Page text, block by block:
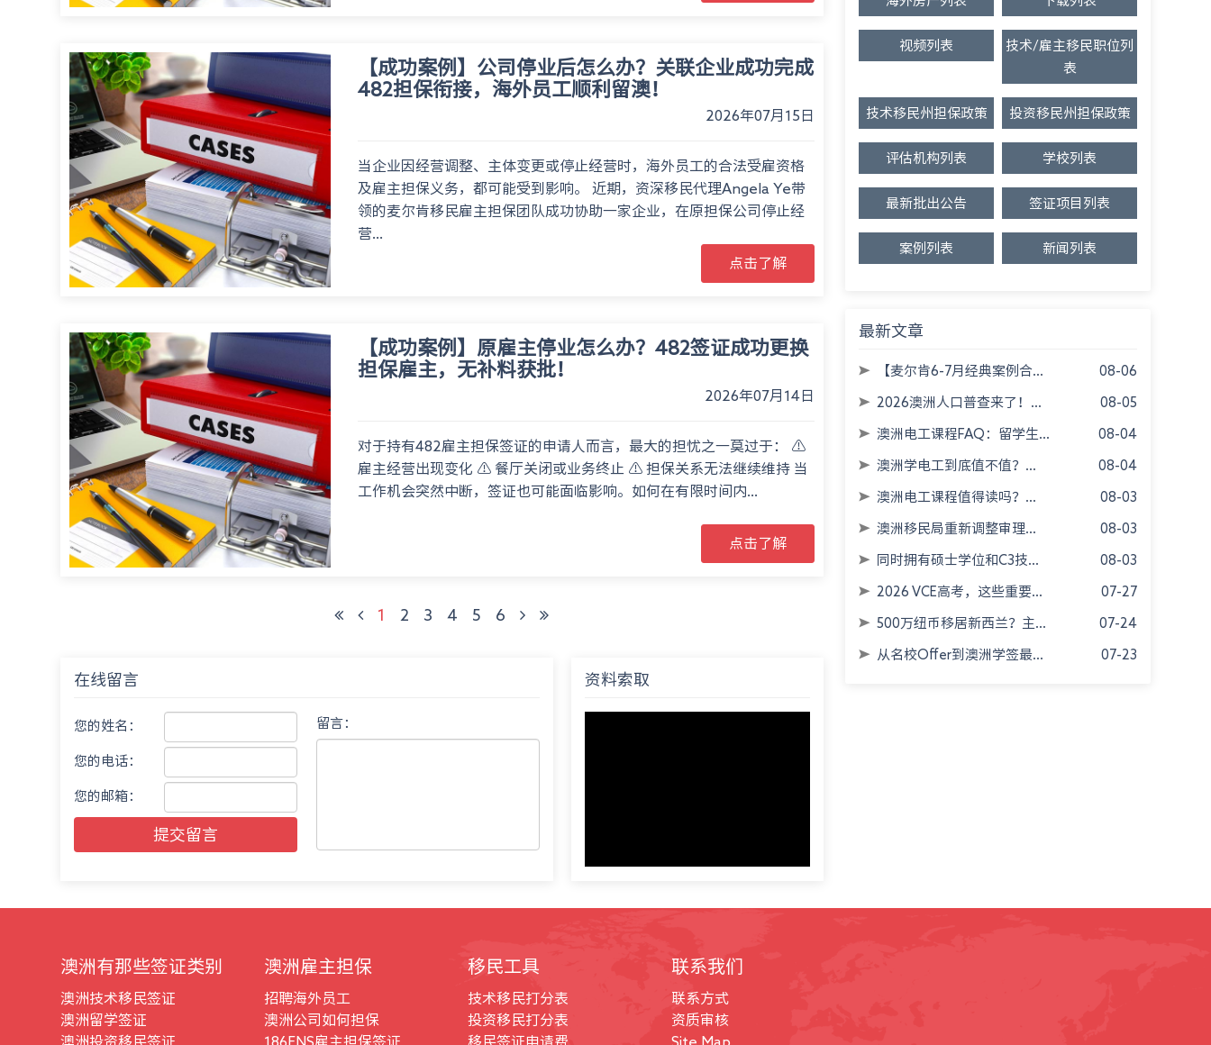
【成功案例】公司停业后怎么办？关联企业成功完成
482担保衔接，海外员工顺利留澳！
2026年07月15日
当企业因经营调整、主体变更或停止经营时，海外员工的合法受雇资格
及雇主担保义务，都可能受到影响。 近期，资深移民代理Angela Ye带
领的麦尔肯移民雇主担保团队成功协助一家企业，在原担保公司停止经
营...
点击了解
【成功案例】原雇主停业怎么办？482签证成功更换
担保雇主，无补料获批！
2026年07月14日
对于持有482雇主担保签证的申请人而言，最大的担忧之一莫过于： ⚠️
雇主经营出现变化 ⚠️ 餐厅关闭或业务终止 ⚠️ 担保关系无法继续维持 当
工作机会突然中断，签证也可能面临影响。如何在有限时间内...
点击了解
1 2 3 4 5 6
在线留言
您的姓名：
您的电话：
您的邮箱：
提交留言
留言：
资料索取
视频列表
技术/雇主移民职位列
表
技术移民州担保政策 投资移民州担保政策
评估机构列表 学校列表
最新批出公告 签证项目列表
案例列表 新闻列表
最新文章
【麦尔肯6-7月经典案例合... 08-06
2026澳洲人口普查来了！... 08-05
澳洲电工课程FAQ：留学生... 08-04
澳洲学电工到底值不值？... 08-04
澳洲电工课程值得读吗？... 08-03
澳洲移民局重新调整审理... 08-03
同时拥有硕士学位和C3技... 08-03
2026 VCE高考，这些重要... 07-27
500万纽币移居新西兰？主... 07-24
从名校Offer到澳洲学签最... 07-23
澳洲有那些签证类别
澳洲技术移民签证
澳洲留学签证
澳洲投资移民签证
澳洲雇主担保
招聘海外员工
澳洲公司如何担保
186ENS雇主担保签证
移民工具
技术移民打分表
投资移民打分表
移民签证申请费
联系我们
联系方式
资质审核
Site Map